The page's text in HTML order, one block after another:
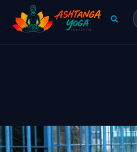
Formation
Contact